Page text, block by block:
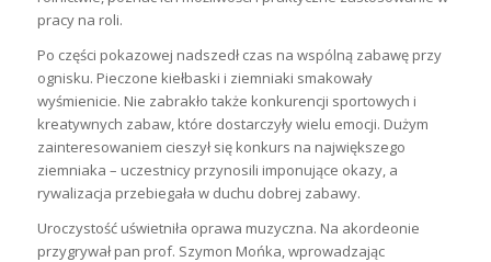
pracy na roli.
Po części pokazowej nadszedł czas na wspólną zabawę przy
ognisku. Pieczone kiełbaski i ziemniaki smakowały
wyśmienicie. Nie zabrakło także konkurencji sportowych i
kreatywnych zabaw, które dostarczyły wielu emocji. Dużym
zainteresowaniem cieszył się konkurs na największego
ziemniaka – uczestnicy przynosili imponujące okazy, a
rywalizacja przebiegała w duchu dobrej zabawy.
Uroczystość uświetniła oprawa muzyczna. Na akordeonie
przygrywał pan prof. Szymon Mońka, wprowadzając